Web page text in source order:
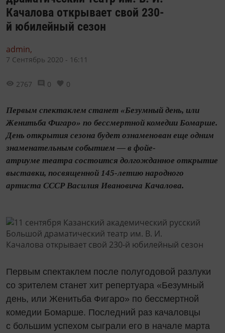
Качалова открывает свой 230-
й юбилейный сезон
admin,
7 Сентябрь 2020 - 16:11
2767 0 0
Первым спектаклем станет «Безумный день, или
Женитьба Фигаро» по бессмертной комедии Бомарше.
День открытия сезона будет ознаменован еще одним
знаменательным событием — в фойе-
атриуме театра состоится долгожданное открытие
выставки, посвященной 145-летию народного
артиста СССР Василия Ивановича Качалова.
Первым спектаклем после полугодовой разлуки
со зрителем станет хит репертуара «Безумный
день, или Женитьба Фигаро» по бессмертной
комедии Бомарше. Последний раз качаловцы
с большим успехом сыграли его в начале марта